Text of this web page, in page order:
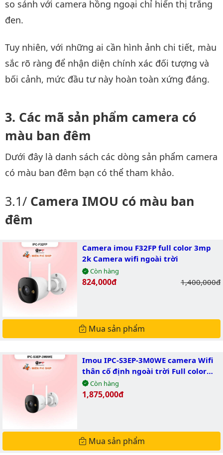
so sánh với camera hồng ngoại chỉ hiển thị trắng
đen.
Tuy nhiên, với những ai cần hình ảnh chi tiết, màu
sắc rõ ràng để nhận diện chính xác đối tượng và
bối cảnh, mức đầu tư này hoàn toàn xứng đáng.
Các mã sản phẩm camera có
màu ban đêm
Dưới đây là danh sách các dòng sản phẩm camera
có màu ban đêm bạn có thể tham khảo.
Camera IMOU có màu ban
đêm
Camera imou F32FP full color 3mp
2k Camera wifi ngoài trời
Còn hàng
Giá bán:
824,000đ Giá gốc:
1,400,000đ
Mua sản phẩm
Imou IPC-S3EP-3M0WE camera Wifi
thân cố định ngoài trời Full color
3.0MP
Còn hàng
Giá bán:
1,875,000đ
Mua sản phẩm